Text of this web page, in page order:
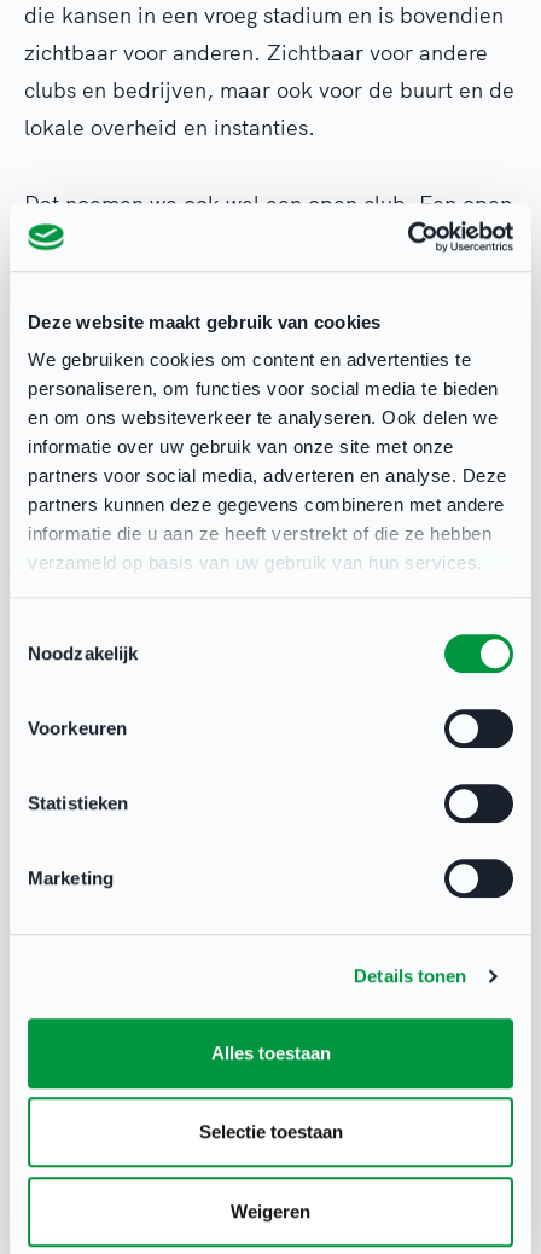
Deze website maakt gebruik van cookies
We gebruiken cookies om content en advertenties te
personaliseren, om functies voor social media te bieden
en om ons websiteverkeer te analyseren. Ook delen we
informatie over uw gebruik van onze site met onze
partners voor social media, adverteren en analyse. Deze
partners kunnen deze gegevens combineren met andere
informatie die u aan ze heeft verstrekt of die ze hebben
verzameld op basis van uw gebruik van hun services.
Noodzakelijk
Voorkeuren
Statistieken
Marketing
Details tonen
Alles toestaan
Selectie toestaan
Weigeren
die kansen in een vroeg stadium en is bovendien
zichtbaar voor anderen. Zichtbaar voor andere
clubs en bedrijven, maar ook voor de buurt en de
lokale overheid en instanties.
Dat noemen we ook wel een open club. Een open
club blijft zich ontwikkelen, vraagt zich steeds af
wat de behoeften zijn van mensen in zijn
omgeving en onderzoekt de mogelijkheden om
aan die behoeften te voldoen. De kansen op groei
nemen toe en het bestaansrecht van de club blijft
gewaarborgd. Bekijk de mogelijkheden voor jouw
club om samen te werken met lokale partijen en
nieuwe initiatieven te nemen. In de verdere
informatie onder dit thema vind je hoe je
concreet te werk zou kunnen gaan.
Andere sportclubs
Open Club
Re-integratie
Sport en werken
Gerelateerd
Onderwijs